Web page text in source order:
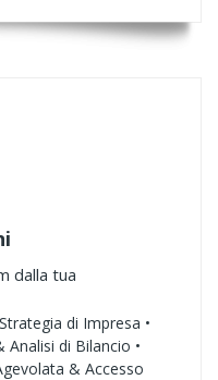
dalla tua
di Impresa •
Analisi di Bilancio •
& Accesso